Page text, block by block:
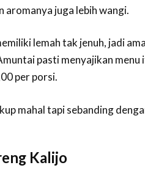
aromanya juga lebih wangi.
lemah tak jenuh, jadi
pasti menyajikan
per porsi.
mahal tapi sebanding
Kalijo